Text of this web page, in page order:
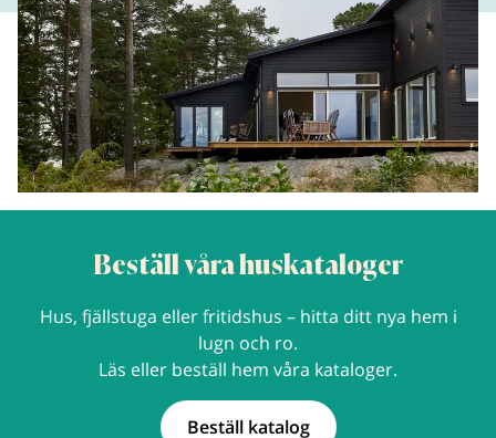
Beställ våra huskataloger
Hus, fjällstuga eller fritidshus – hitta ditt nya hem i
lugn och ro.
Läs eller beställ hem våra kataloger.
Beställ katalog